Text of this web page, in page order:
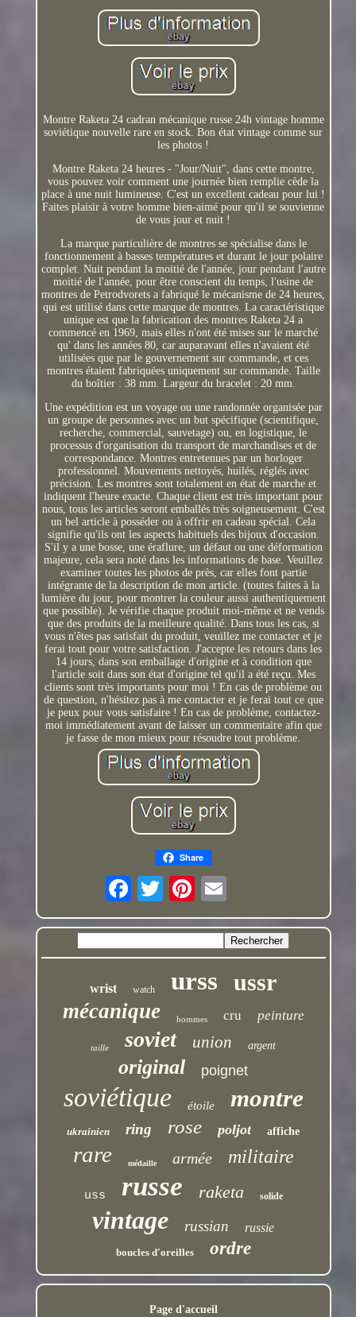
Montre Raketa 24 cadran mécanique russe 24h vintage homme
soviétique nouvelle rare en stock. Bon état vintage comme sur
les photos !
Montre Raketa 24 heures - "Jour/Nuit", dans cette montre,
vous pouvez voir comment une journée bien remplie cède la
place à une nuit lumineuse. C'est un excellent cadeau pour lui !
Faites plaisir à votre homme bien-aimé pour qu'il se souvienne
de vous jour et nuit !
La marque particulière de montres se spécialise dans le
fonctionnement à basses températures et durant le jour polaire
complet. Nuit pendant la moitié de l'année, jour pendant l'autre
moitié de l'année, pour être conscient du temps, l'usine de
montres de Petrodvorets a fabriqué le mécanisme de 24 heures,
qui est utilisé dans cette marque de montres. La caractéristique
unique est que la fabrication des montres Raketa 24 a
commencé en 1969, mais elles n'ont été mises sur le marché
qu' dans les années 80, car auparavant elles n'avaient été
utilisées que par le gouvernement sur commande, et ces
montres étaient fabriquées uniquement sur commande. Taille
du boîtier : 38 mm. Largeur du bracelet : 20 mm.
Une expédition est un voyage ou une randonnée organisée par
un groupe de personnes avec un but spécifique (scientifique,
recherche, commercial, sauvetage) ou, en logistique, le
processus d'organisation du transport de marchandises et de
correspondance. Montres entretenues par un horloger
professionnel. Mouvements nettoyés, huilés, réglés avec
précision. Les montres sont totalement en état de marche et
indiquent l'heure exacte. Chaque client est très important pour
nous, tous les articles seront emballés très soigneusement. C'est
un bel article à posséder ou à offrir en cadeau spécial. Cela
signifie qu'ils ont les aspects habituels des bijoux d'occasion.
S'il y a une bosse, une éraflure, un défaut ou une déformation
majeure, cela sera noté dans les informations de base. Veuillez
examiner toutes les photos de près, car elles font partie
intégrante de la description de mon article. (toutes faites à la
lumière du jour, pour montrer la couleur aussi authentiquement
que possible). Je vérifie chaque produit moi-même et ne vends
que des produits de la meilleure qualité. Dans tous les cas, si
vous n'êtes pas satisfait du produit, veuillez me contacter et je
ferai tout pour votre satisfaction. J'accepte les retours dans les
14 jours, dans son emballage d'origine et à condition que
l'article soit dans son état d'origine tel qu'il a été reçu. Mes
clients sont très importants pour moi ! En cas de problème ou
de question, n'hésitez pas à me contacter et je ferai tout ce que
je peux pour vous satisfaire ! En cas de problème, contactez-
moi immédiatement avant de laisser un commentaire afin que
je fasse de mon mieux pour résoudre tout problème.
Share
wrist watch urss ussr
mécanique hommes cru peinture
taille soviet union argent
original poignet
soviétique étoile montre
ukrainien ring rose poljot affiche
rare médaille armée militaire
uss russe raketa solide
vintage russian russie
boucles d'oreilles ordre
Page d'accueil